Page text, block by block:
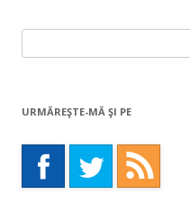
for:
URMĂREŞTE-MĂ ŞI PE